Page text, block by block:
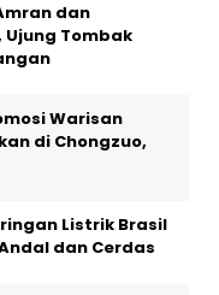
dan
Tombak
Warisan
di Chongzuo,
Listrik Brasil
dan Cerdas